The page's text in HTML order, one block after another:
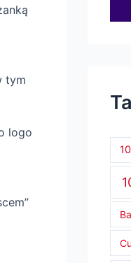
tym
logo